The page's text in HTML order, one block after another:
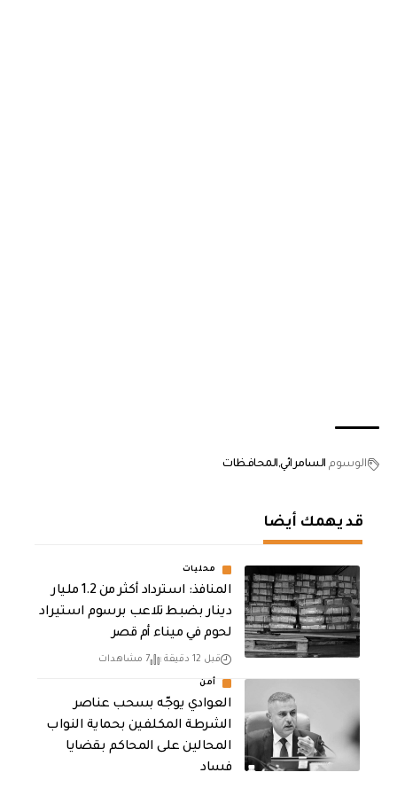
الوسوم السامرائي المحافظات
قد يهمك أيضا
محليات
المنافذ: استرداد أكثر من 1.2 مليار
دينار بضبط تلاعب برسوم استيراد
لحوم في ميناء أم قصر
قبل 12 دقيقة 7 مشاهدات
أمن
العوادي يوجّه بسحب عناصر
الشرطة المكلفين بحماية النواب
المحالين على المحاكم بقضايا
فساد